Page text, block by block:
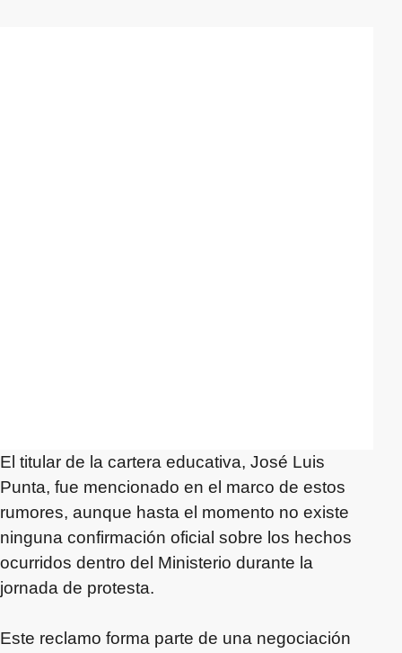
El titular de la cartera educativa, José Luis
Punta, fue mencionado en el marco de estos
rumores, aunque hasta el momento no existe
ninguna confirmación oficial sobre los hechos
ocurridos dentro del Ministerio durante la
jornada de protesta.
Este reclamo forma parte de una negociación